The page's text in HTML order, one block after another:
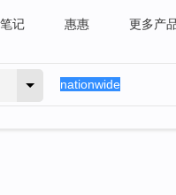
记 惠惠 更多产